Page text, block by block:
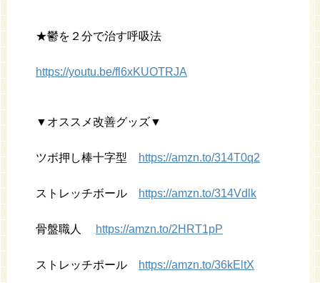
★鬱を２分で治す呼吸法
https://youtu.be/fl6xKUOTRJA
▼オススメ改善グッズ▼
ツボ押し棒十字型 https://amzn.to/314T0q2
ストレッチボール https://amzn.to/314Vdlk
骨盤職人 https://amzn.to/2HRT1pP
ストレッチポール https://amzn.to/36kEltX